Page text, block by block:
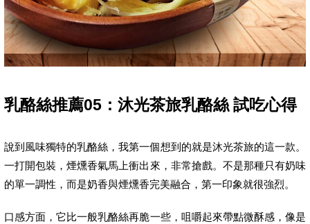
乳酪絲推薦05：沐光茶旅乳酪絲 試吃心得
說到風味獨特的乳酪絲，我第一個想到的就是沐光茶旅的這一款。
一打開包裝，煙燻香氣馬上衝出來，非常搶戲。不是那種只有奶味
的單一調性，而是奶香與煙燻香完美融合，第一印象就很強烈。
口感方面，它比一般乳酪絲再脆一些，咀嚼起來帶點微酥感，像是